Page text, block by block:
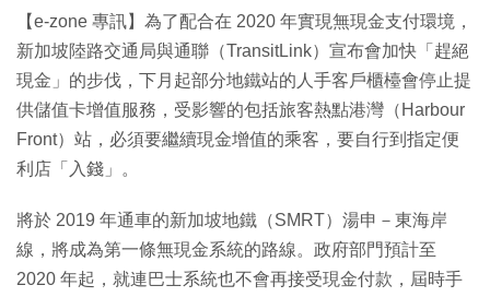
【e-zone 專訊】為了配合在 2020 年實現無現金支付環境，
新加坡陸路交通局與通聯（TransitLink）宣布會加快「趕絕
現金」的步伐，下月起部分地鐵站的人手客戶櫃檯會停止提
供儲值卡增值服務，受影響的包括旅客熱點港灣（Harbour
Front）站，必須要繼續現金增值的乘客，要自行到指定便
利店「入錢」。
將於 2019 年通車的新加坡地鐵（SMRT）湯申－東海岸
線，將成為第一條無現金系統的路線。政府部門預計至
2020 年起，就連巴士系統也不會再接受現金付款，屆時手